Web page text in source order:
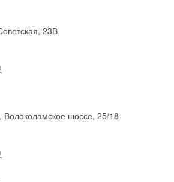
23В
Волоколамское шоссе, 25/18